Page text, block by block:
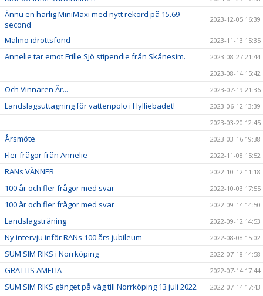
Ännu en härlig MiniMaxi med nytt rekord på 15.69
second
2023-12-05 16:39
Malmö idrottsfond 2023-11-13 15:35
Annelie tar emot Frille Sjö stipendie från Skånesim.
2023-08-27 21:44
2023-08-14 15:42
Och Vinnaren Är... 2023-07-19 21:36
Landslagsuttagning för vattenpolo i Hylliebadet!
2023-06-12 13:39
2023-03-20 12:45
Årsmöte 2023-03-16 19:38
Fler frågor från Annelie 2022-11-08 15:52
RANs VÄNNER 2022-10-12 11:18
100 år och fler frågor med svar 2022-10-03 17:55
100 år och fler frågor med svar 2022-09-14 14:50
Landslagsträning 2022-09-12 14:53
Ny intervju inför RANs 100 års jubileum 2022-08-08 15:02
SUM SIM RIKS i Norrköping 2022-07-18 14:58
GRATTIS AMELIA 2022-07-14 17:44
SUM SIM RIKS gänget på väg till Norrköping 13 juli 2022 2022-07-14 17:43